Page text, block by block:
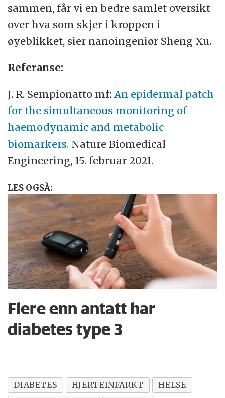
sammen, får vi en bedre samlet oversikt
over hva som skjer i kroppen i
øyeblikket, sier nanoingeniør Sheng Xu.
Referanse:
J. R. Sempionatto mf:An epidermal patch
for the simultaneous monitoring of
haemodynamic and metabolic
biomarkers. Nature Biomedical
Engineering, 15. februar 2021.
LES OGSÅ:
Flere enn antatt har
diabetes type 3
DIABETES HJERTEINFARKT
HELSE